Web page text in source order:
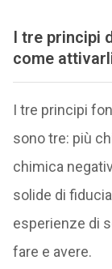
I tre principi
come
I tre principi
sono tre: più
chimica
solide di
esperienze di
fare e avere.